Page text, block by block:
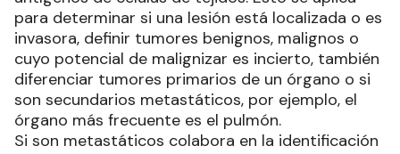
para determinar si una lesión está localizada o es
invasora, definir tumores benignos, malignos o
cuyo potencial de malignizar es incierto, también
diferenciar tumores primarios de un órgano o si
son secundarios metastáticos, por ejemplo, el
órgano más frecuente es el pulmón.
Si son metastáticos colabora en la identificación